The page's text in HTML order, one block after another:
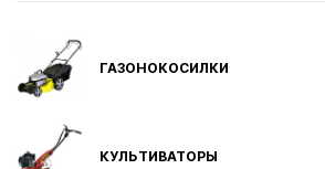
ГАЗОНОКОСИЛКИ
КУЛЬТИВАТОРЫ